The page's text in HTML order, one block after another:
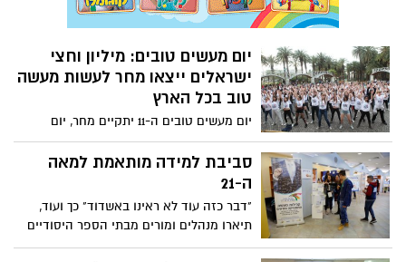
יום מעשים טובים: מיליון וחצי
ישראלים ייצאו מחר לעשות מעשה
טוב בכל הארץ
יום מעשים טובים ה-11 יתקיים מחר, יום
שלישי (ה-28 במארס) בישראל. השנה,
ישתתפו בו למעלה ממיליון וחצי ישראלים
(אחד מכל חמישה) שייצאו לעשות טוב באלפי
הוא יום שיא של עשייה מתמשכת לאורך כל
סביבת למידה מותאמת למאה
ה-21
"דבר כזה עוד לא ראינו באשדוד" כך ועוד,
תיארו מנהלים ומורים מבתי הספר היסודיים
ומהמקיפים את יום השיא העירוני לחדשנות